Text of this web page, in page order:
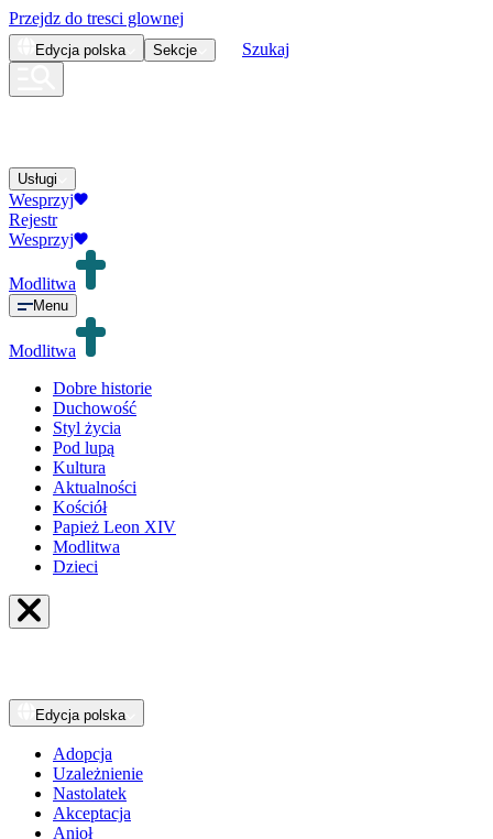
Przejdz do tresci glownej
Edycja polska Sekcje Szukaj
Usługi
Wesprzyj
Rejestr
Wesprzyj
Modlitwa
Menu
Modlitwa
Dobre historie
Duchowość
Styl życia
Pod lupą
Kultura
Aktualności
Kościół
Papież Leon XIV
Modlitwa
Dzieci
Edycja polska
Adopcja
Uzależnienie
Nastolatek
Akceptacja
Anioł